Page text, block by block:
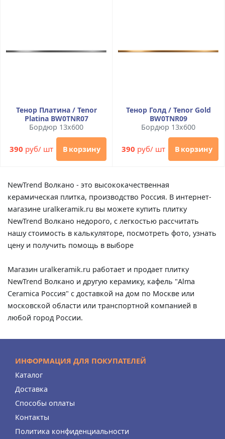
Тенор Платина / Tenor
Platina BW0TNR07
Бордюр 13x600
390 руб/ шт В корзину
Тенор Голд / Tenor Gold
BW0TNR09
Бордюр 13x600
390 руб/ шт В корзину
NewTrend Волкано - это высококачественная
керамическая плитка, производство Россия. В интернет-
магазине uralkeramik.ru вы можете купить плитку
NewTrend Волкано недорого, с легкостью рассчитать
нашу стоимость в калькуляторе, посмотреть фото, узнать
цену и получить помощь в выборе
Магазин uralkeramik.ru работает и продает плитку
NewTrend Волкано и другую керамику, кафель "Alma
Ceramica Россия" с доставкой на дом по Москве или
московской области или транспортной компанией в
любой город России.
ИНФОРМАЦИЯ ДЛЯ ПОКУПАТЕЛЕЙ
Каталог
Доставка
Способы оплаты
Контакты
Политика конфиденциальности